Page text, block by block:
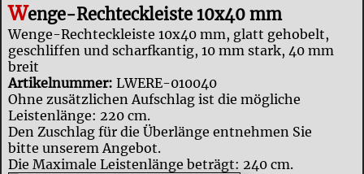
Wenge-Rechteckleiste 10x40 mm
Wenge-Rechteckleiste 10x40 mm, glatt gehobelt,
geschliffen und scharfkantig, 10 mm stark, 40 mm
breit
Artikelnummer: LWERE-010040
Ohne zusätzlichen Aufschlag ist die mögliche
Leistenlänge: 220 cm.
Den Zuschlag für die Überlänge entnehmen Sie
bitte unserem Angebot.
Die Maximale Leistenlänge beträgt: 240 cm.